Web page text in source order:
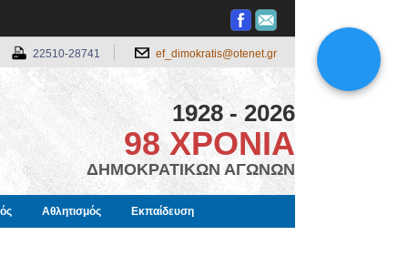
22510-28741 ef_dimokratis@otenet.gr
1928 - 2026
98 ΧΡΟΝΙΑ
ΔΗΜΟΚΡΑΤΙΚΩΝ ΑΓΩΝΩΝ
Αθλητισμός Εκπαίδευση